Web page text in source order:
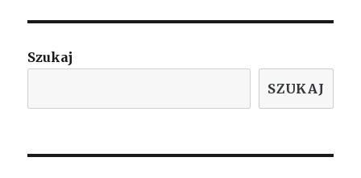
Szukaj
SZUKAJ